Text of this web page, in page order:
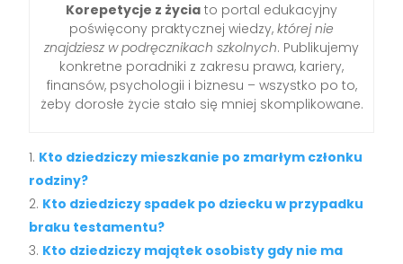
Korepetycje z życia to portal edukacyjny
poświęcony praktycznej wiedzy, której nie
znajdziesz w podręcznikach szkolnych. Publikujemy
konkretne poradniki z zakresu prawa, kariery,
finansów, psychologii i biznesu – wszystko po to,
żeby dorosłe życie stało się mniej skomplikowane.
Kto dziedziczy mieszkanie po zmarłym członku
rodziny?
Kto dziedziczy spadek po dziecku w przypadku
braku testamentu?
Kto dziedziczy majątek osobisty gdy nie ma